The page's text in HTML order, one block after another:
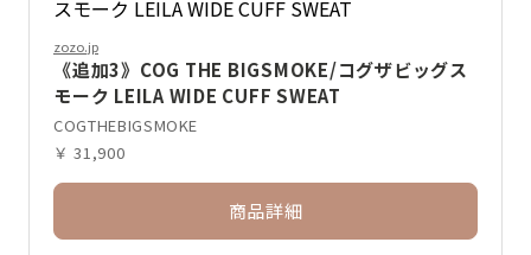
zozo.jp
《追加3》COG THE BIGSMOKE/コグザビッグス
モーク LEILA WIDE CUFF SWEAT
COGTHEBIGSMOKE
￥ 31,900
商品詳細